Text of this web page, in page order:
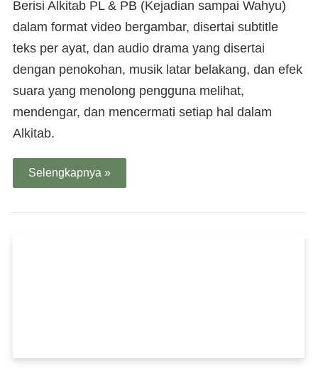
Berisi Alkitab PL & PB (Kejadian sampai Wahyu)
dalam format video bergambar, disertai subtitle
teks per ayat, dan audio drama yang disertai
dengan penokohan, musik latar belakang, dan efek
suara yang menolong pengguna melihat,
mendengar, dan mencermati setiap hal dalam
Alkitab.
Selengkapnya »